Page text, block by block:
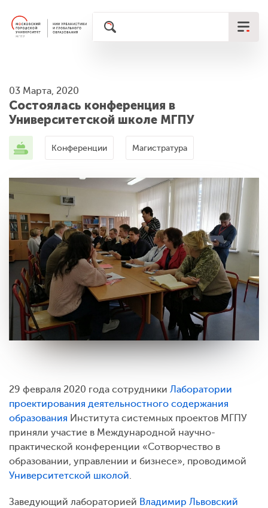
03 Марта, 2020
Состоялась конференция в
Университетской школе МГПУ
Конференции Магистратура
29 февраля 2020 года сотрудники Лаборатории
проектирования деятельностного содержания
образования Института системных проектов МГПУ
приняли участие в Международной научно-
практической конференции «Сотворчество в
образовании, управлении и бизнесе», проводимой
Университетской школой.
Заведующий лабораторией Владимир Львовский